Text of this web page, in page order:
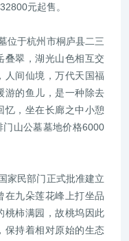
元起售。
位于杭州市桐庐县二三
叠翠，湖光山色相互交
人间仙境，万代天国福
游的鱼儿，是一种除去
忆，坐在长廊之中小憩
山公墓墓地价格6000
家民部门正式批准建立
在九朵莲花峰上打坐品
桃柿满园，故桃坞因此
保持着相对原始的生态